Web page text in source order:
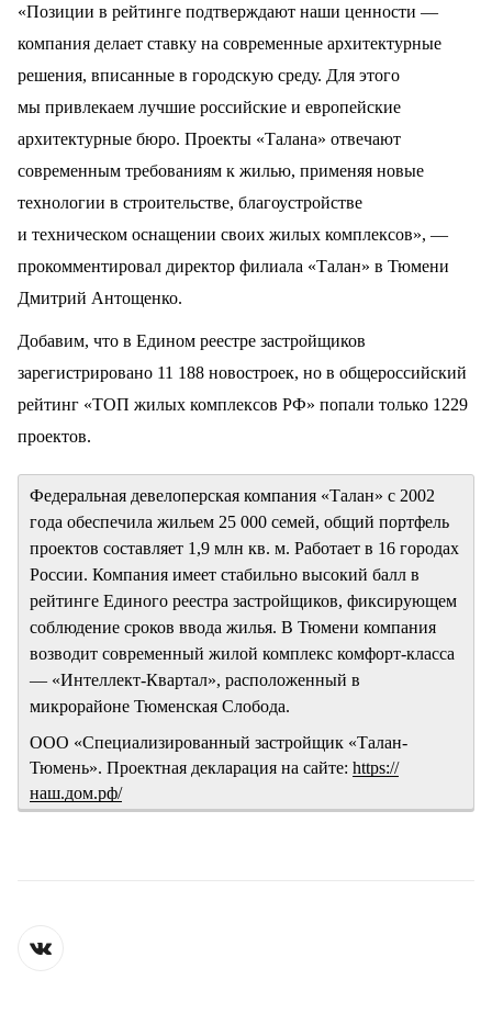
«Позиции в рейтинге подтверждают наши ценности —
компания делает ставку на современные архитектурные
решения, вписанные в городскую среду. Для этого
мы привлекаем лучшие российские и европейские
архитектурные бюро. Проекты «Талана» отвечают
современным требованиям к жилью, применяя новые
технологии в строительстве, благоустройстве
и техническом оснащении своих жилых комплексов», —
прокомментировал директор филиала «Талан» в Тюмени
Дмитрий Антощенко.
Добавим, что в Едином реестре застройщиков
зарегистрировано 11 188 новостроек, но в общероссийский
рейтинг «ТОП жилых комплексов РФ» попали только 1229
проектов.
Федеральная девелоперская компания «Талан» с 2002
года обеспечила жильем 25 000 семей, общий портфель
проектов составляет 1,9 млн кв. м. Работает в 16 городах
России. Компания имеет стабильно высокий балл в
рейтинге Единого реестра застройщиков, фиксирующем
соблюдение сроков ввода жилья. В Тюмени компания
возводит современный жилой комплекс комфорт-класса
— «Интеллект-Квартал», расположенный в
микрорайоне Тюменская Слобода.
ООО «Специализированный застройщик «Талан-
Тюмень». Проектная декларация на сайте: https://
наш.дом.рф/